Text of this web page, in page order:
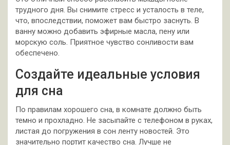
трудного дня. Вы снимите стресс и усталость в теле,
что, впоследствии, поможет вам быстро заснуть. В
ванну можно добавить эфирные масла, пену или
морскую соль. Приятное чувство сонливости вам
обеспечено.
Создайте идеальные условия
для сна
По правилам хорошего сна, в комнате должно быть
темно и прохладно. Не засыпайте с телефоном в руках,
листая до погружения в сон ленту новостей. Это
значительно портит качество сна. Лучше не